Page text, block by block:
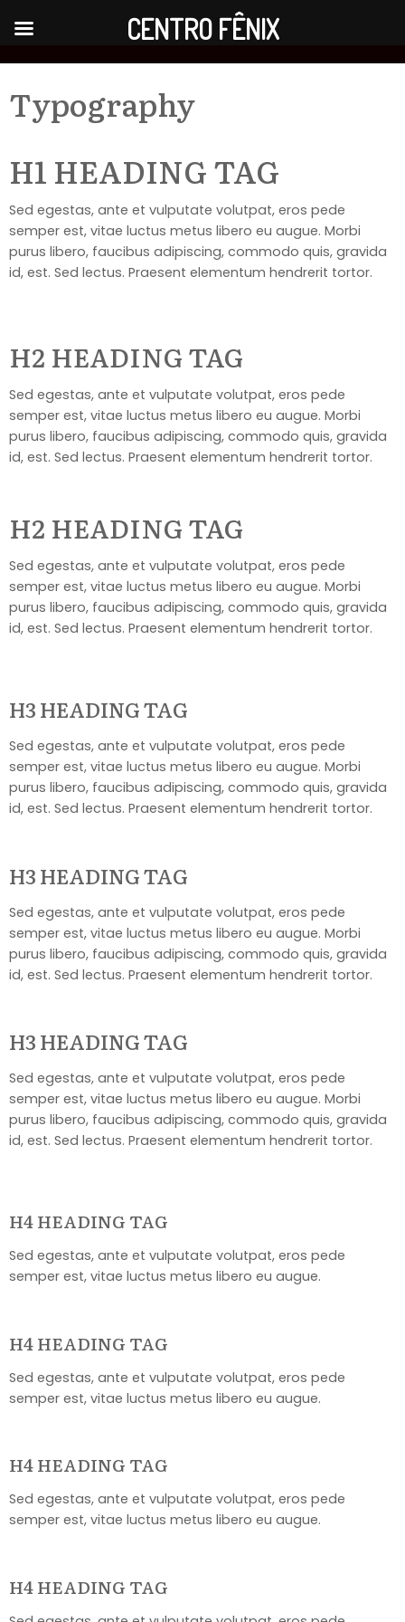
Typography
H1 HEADING TAG
Sed egestas, ante et vulputate volutpat, eros pede
semper est, vitae luctus metus libero eu augue. Morbi
purus libero, faucibus adipiscing, commodo quis, gravida
id, est. Sed lectus. Praesent elementum hendrerit tortor.
H2 HEADING TAG
Sed egestas, ante et vulputate volutpat, eros pede
semper est, vitae luctus metus libero eu augue. Morbi
purus libero, faucibus adipiscing, commodo quis, gravida
id, est. Sed lectus. Praesent elementum hendrerit tortor.
H2 HEADING TAG
Sed egestas, ante et vulputate volutpat, eros pede
semper est, vitae luctus metus libero eu augue. Morbi
purus libero, faucibus adipiscing, commodo quis, gravida
id, est. Sed lectus. Praesent elementum hendrerit tortor.
H3 HEADING TAG
Sed egestas, ante et vulputate volutpat, eros pede
semper est, vitae luctus metus libero eu augue. Morbi
purus libero, faucibus adipiscing, commodo quis, gravida
id, est. Sed lectus. Praesent elementum hendrerit tortor.
H3 HEADING TAG
Sed egestas, ante et vulputate volutpat, eros pede
semper est, vitae luctus metus libero eu augue. Morbi
purus libero, faucibus adipiscing, commodo quis, gravida
id, est. Sed lectus. Praesent elementum hendrerit tortor.
H3 HEADING TAG
Sed egestas, ante et vulputate volutpat, eros pede
semper est, vitae luctus metus libero eu augue. Morbi
purus libero, faucibus adipiscing, commodo quis, gravida
id, est. Sed lectus. Praesent elementum hendrerit tortor.
H4 HEADING TAG
Sed egestas, ante et vulputate volutpat, eros pede
semper est, vitae luctus metus libero eu augue.
H4 HEADING TAG
Sed egestas, ante et vulputate volutpat, eros pede
semper est, vitae luctus metus libero eu augue.
H4 HEADING TAG
Sed egestas, ante et vulputate volutpat, eros pede
semper est, vitae luctus metus libero eu augue.
H4 HEADING TAG
CENTRO FÊNIX